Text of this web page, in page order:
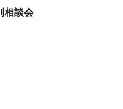
相談会